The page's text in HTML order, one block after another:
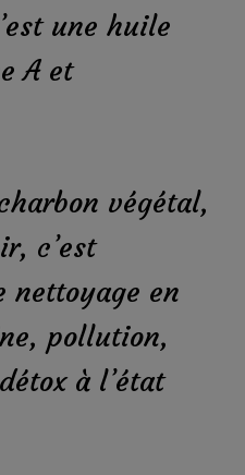
une huile
A et
végétal,
c’est
nettoyage en
pollution,
à l’état